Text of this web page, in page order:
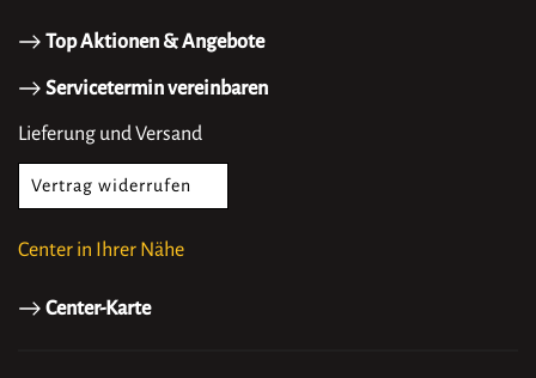
Top Aktionen & Angebote
Servicetermin vereinbaren
Lieferung und Versand
Vertrag widerrufen
Center in Ihrer Nähe
Center-Karte